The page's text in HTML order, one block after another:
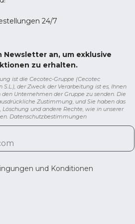
24/7
Newsletter an, um exklusive
zu erhalten.
ist die Cecotec-Gruppe (Cecotec
S.L.), der Zweck der Verarbeitung ist es, Ihnen
Unternehmen der Gruppe zu senden. Die
Zustimmung, und Sie haben das
und andere Rechte, wie in unserer
Datenschutzbestimmungen
und Konditionen